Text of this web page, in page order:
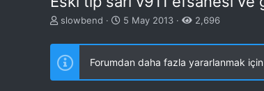
K
n
b
u
y
slowbend
B
ş
l
a
n
5 May 2013 2,696
Forumdan daha fazla yararlanmak için